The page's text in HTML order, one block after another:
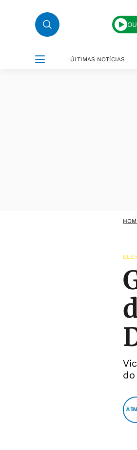
ÚLTIMAS NOTÍCIAS